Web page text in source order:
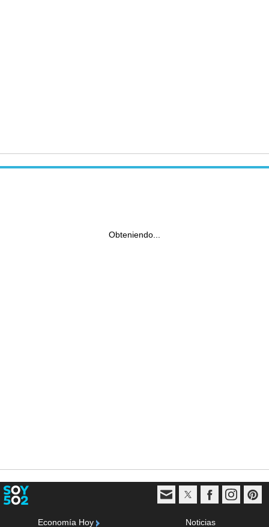
Obteniendo...
Economía Hoy Noticias